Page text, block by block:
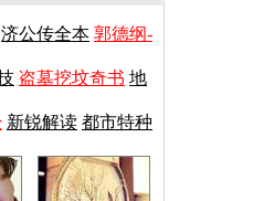
济公传全本 郭德纲-
盗墓挖坟奇书 地
新锐解读 都市特种